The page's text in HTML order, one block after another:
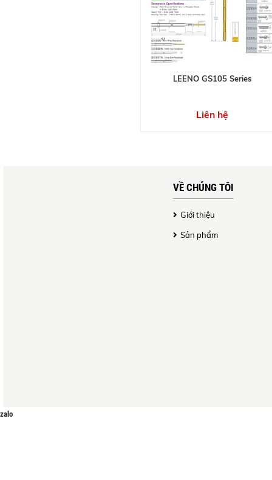
LEENO GS105 Series
Liên hệ
VỀ CHÚNG TÔI
Giới thiệu
Sản phẩm
zalo